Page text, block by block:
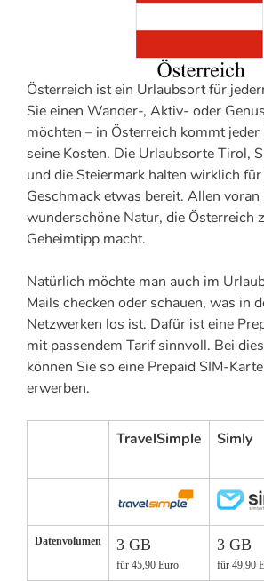
Österreich ist ein Urlaubsort für
Sie einen Wander-, Aktiv- oder
möchten – in Österreich kommt
seine Kosten. Die Urlaubsorte Tirol,
und die Steiermark halten wirklich für
Geschmack etwas bereit. Allen voran
wunderschöne Natur, die Österreich
Geheimtipp macht.
Natürlich möchte man auch im
Mails checken oder schauen, was in
Netzwerken los ist. Dafür ist eine
mit passendem Tarif sinnvoll. Bei
können Sie so eine Prepaid SIM-
erwerben.
TravelSimple Simly
Datenvolumen 3 GB
für 45,90 Euro
3 GB
für 49,90